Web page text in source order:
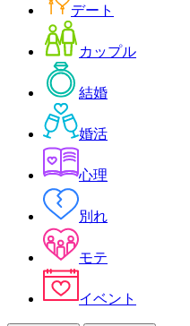
デート
カップル
結婚
婚活
心理
別れ
モテ
イベント